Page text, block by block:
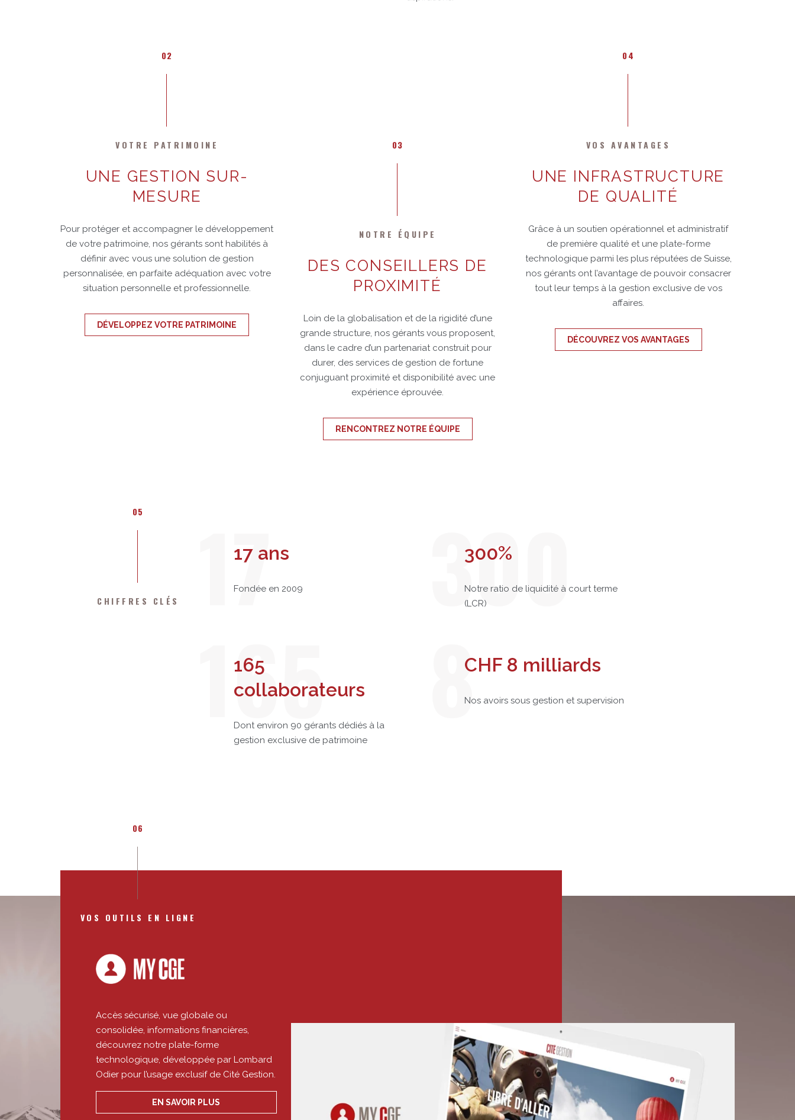
02
VOTRE PATRIMOINE
UNE GESTION SUR-
MESURE
Pour protéger et accompagner le développement
de votre patrimoine, nos gérants sont habilités à
définir avec vous une solution de gestion
personnalisée, en parfaite adéquation avec votre
situation personnelle et professionnelle.
DÉVELOPPEZ VOTRE PATRIMOINE
03
NOTRE ÉQUIPE
DES CONSEILLERS DE
PROXIMITÉ
Loin de la globalisation et de la rigidité d’une
grande structure, nos gérants vous proposent,
dans le cadre d’un partenariat construit pour
durer, des services de gestion de fortune
conjuguant proximité et disponibilité avec une
expérience éprouvée.
RENCONTREZ NOTRE ÉQUIPE
04
VOS AVANTAGES
UNE INFRASTRUCTURE
DE QUALITÉ
Grâce à un soutien opérationnel et administratif
de première qualité et une plate-forme
technologique parmi les plus réputées de Suisse,
nos gérants ont l’avantage de pouvoir consacrer
tout leur temps à la gestion exclusive de vos
affaires.
DÉCOUVREZ VOS AVANTAGES
05
CHIFFRES CLÉS 17
17 ans
Fondée en 2009 300
300%
Notre ratio de liquidité à court terme
(LCR)
165
165
collaborateurs
Dont environ 90 gérants dédiés à la
gestion exclusive de patrimoine
8
CHF 8 milliards
Nos avoirs sous gestion et supervision
06
VOS OUTILS EN LIGNE
Accès sécurisé, vue globale ou
consolidée, informations financières,
découvrez notre plate-forme
technologique, développée par Lombard
Odier pour l’usage exclusif de Cité Gestion.
EN SAVOIR PLUS